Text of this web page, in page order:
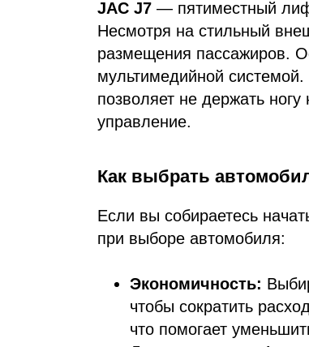
JAC J7 — пятиместный
Несмотря на стильный
размещения пассажиров.
мультимедийной
позволяет не держать
управление.
Как выбрать
Если вы собираетесь
при выборе автомобиля:
Экономичность:
чтобы сократить
что помогает